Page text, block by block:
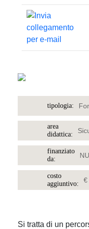
tipologia:
area
didattica:
finanziato
da:
costo
aggiuntivo:
€
Si tratta di un